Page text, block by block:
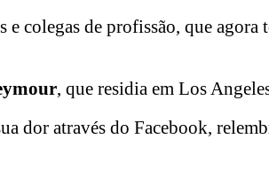
colegas de profissão, que agora
, que residia em Los
dor através do Facebook,